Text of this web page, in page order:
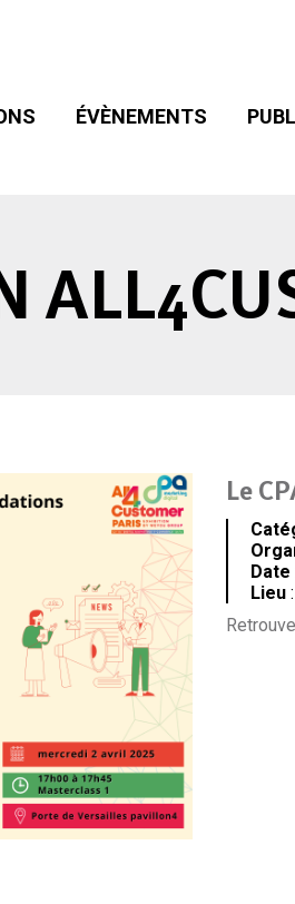
ÉVÈNEMENTS
Le
Date
Lieu :